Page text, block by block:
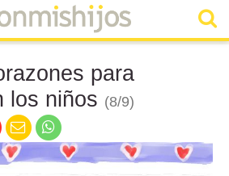
para
los niños (8/9)